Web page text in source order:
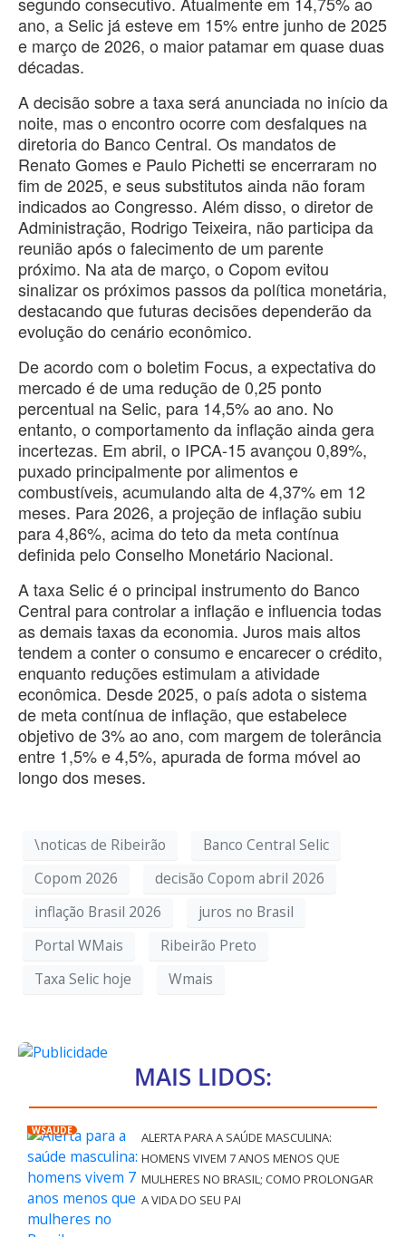
ano, a Selic já esteve em 15% entre junho de 2025
e março de 2026, o maior patamar em quase duas
décadas.
A decisão sobre a taxa será anunciada no início da
noite, mas o encontro ocorre com desfalques na
diretoria do Banco Central. Os mandatos de
Renato Gomes e Paulo Pichetti se encerraram no
fim de 2025, e seus substitutos ainda não foram
indicados ao Congresso. Além disso, o diretor de
Administração, Rodrigo Teixeira, não participa da
reunião após o falecimento de um parente
próximo. Na ata de março, o Copom evitou
sinalizar os próximos passos da política monetária,
destacando que futuras decisões dependerão da
evolução do cenário econômico.
De acordo com o boletim Focus, a expectativa do
mercado é de uma redução de 0,25 ponto
percentual na Selic, para 14,5% ao ano. No
entanto, o comportamento da inflação ainda gera
incertezas. Em abril, o IPCA-15 avançou 0,89%,
puxado principalmente por alimentos e
combustíveis, acumulando alta de 4,37% em 12
meses. Para 2026, a projeção de inflação subiu
para 4,86%, acima do teto da meta contínua
definida pelo Conselho Monetário Nacional.
A taxa Selic é o principal instrumento do Banco
Central para controlar a inflação e influencia todas
as demais taxas da economia. Juros mais altos
tendem a conter o consumo e encarecer o crédito,
enquanto reduções estimulam a atividade
econômica. Desde 2025, o país adota o sistema
de meta contínua de inflação, que estabelece
objetivo de 3% ao ano, com margem de tolerância
entre 1,5% e 4,5%, apurada de forma móvel ao
longo dos meses.
\noticas de Ribeirão
Banco Central Selic
Copom 2026
decisão Copom abril 2026
inflação Brasil 2026
juros no Brasil
Portal WMais
Ribeirão Preto
Taxa Selic hoje
Wmais
MAIS LIDOS:
WSAÚDE
ALERTA PARA A SAÚDE MASCULINA:
HOMENS VIVEM 7 ANOS MENOS QUE
MULHERES NO BRASIL; COMO PROLONGAR
A VIDA DO SEU PAI